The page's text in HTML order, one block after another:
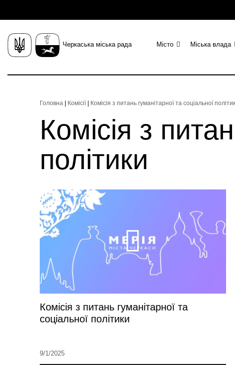
Черкаська міська рада Місто Міська влада
Головна Комісії| Комісія з питань гуманітарної та соціальної
Комісія з
політики
Комісія з питань гуманітарної та
соціальної політики
9/1/2025